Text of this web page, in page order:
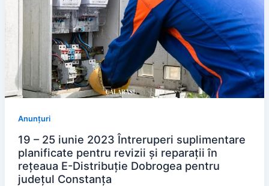
Anunțuri
19 – 25 iunie 2023 Întreruperi suplimentare
planificate pentru revizii și reparații în
rețeaua E-Distribuție Dobrogea pentru
județul Constanța